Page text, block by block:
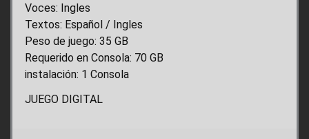
Voces: Ingles
Textos: Español / Ingles
Peso de juego: 35 GB
Requerido en Consola: 70 GB
instalación: 1 Consola
JUEGO DIGITAL